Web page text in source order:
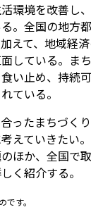
環境を改善し
。全国の地方
えて、地域経
している。ま
い止め、持続
ている。
ったまちづく
えていきたい
ほか、全国で
く紹介する。
す。